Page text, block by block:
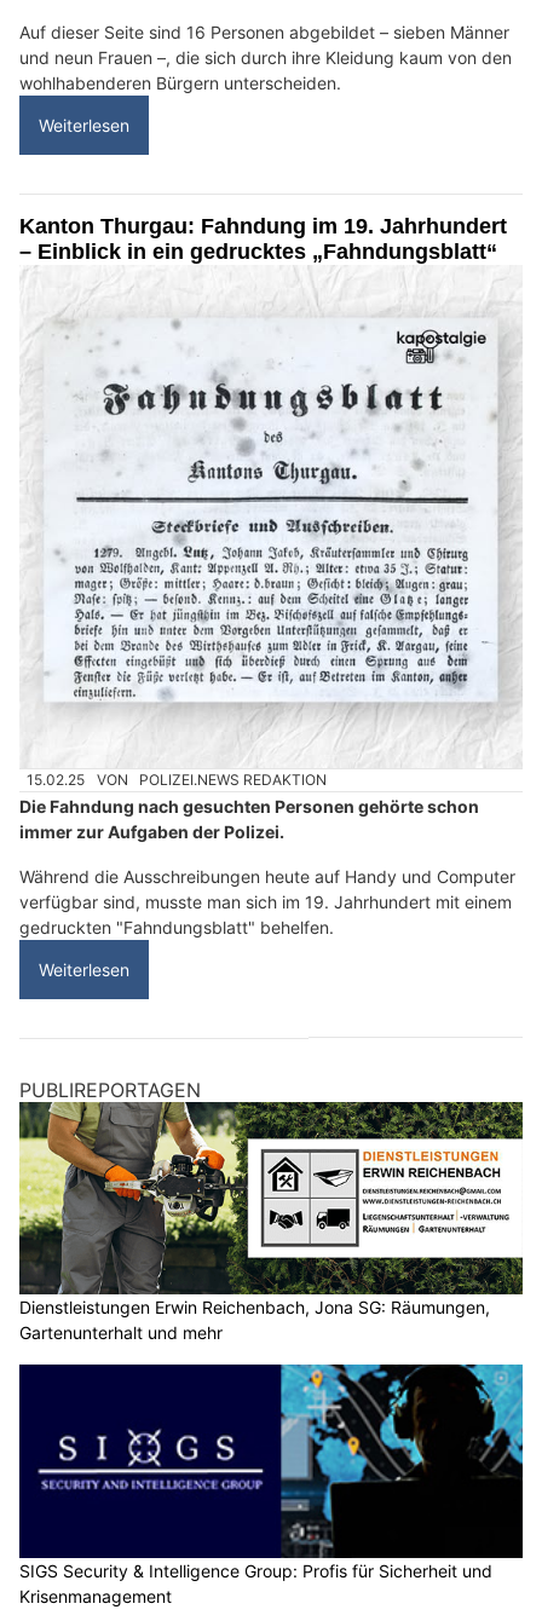
Auf dieser Seite sind 16 Personen abgebildet – sieben Männer
und neun Frauen –, die sich durch ihre Kleidung kaum von den
wohlhabenderen Bürgern unterscheiden.
Weiterlesen
Kanton Thurgau: Fahndung im 19. Jahrhundert
– Einblick in ein gedrucktes „Fahndungsblatt“
15.02.25 VON POLIZEI.NEWS REDAKTION
Die Fahndung nach gesuchten Personen gehörte schon
immer zur Aufgaben der Polizei.
Während die Ausschreibungen heute auf Handy und Computer
verfügbar sind, musste man sich im 19. Jahrhundert mit einem
gedruckten "Fahndungsblatt" behelfen.
Weiterlesen
PUBLIREPORTAGEN
Dienstleistungen Erwin Reichenbach, Jona SG: Räumungen,
Gartenunterhalt und mehr
SIGS Security & Intelligence Group: Profis für Sicherheit und
Krisenmanagement